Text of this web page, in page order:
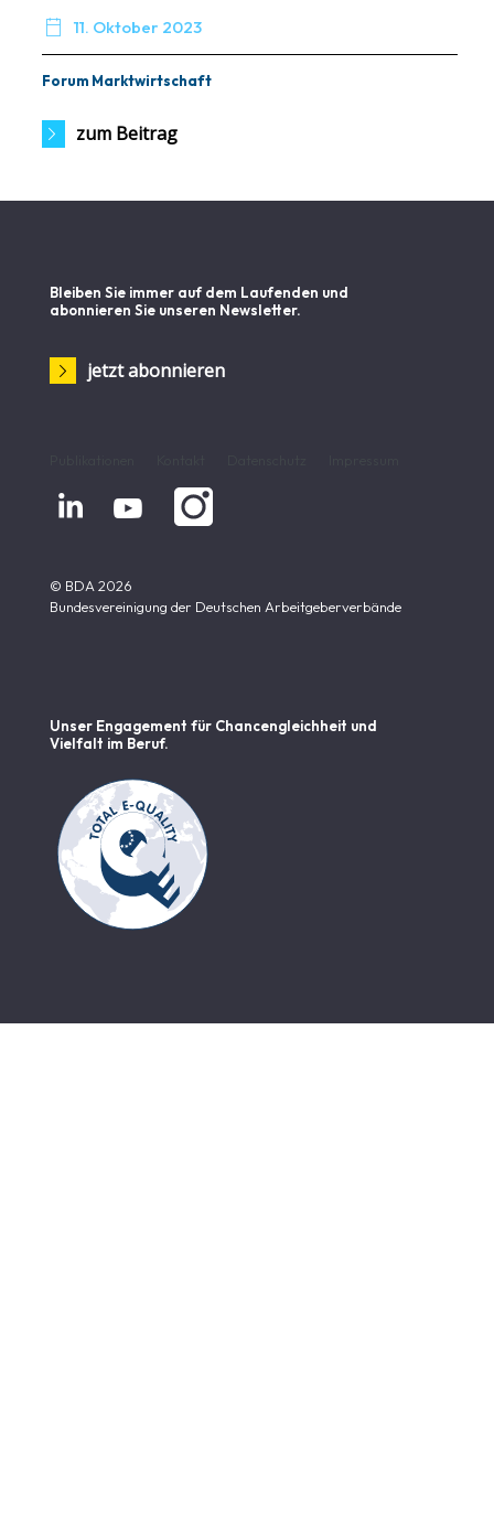
 11. Oktober 2023
Forum Marktwirtschaft
zum Beitrag
Bleiben Sie immer auf dem Laufenden und
abonnieren Sie unseren Newsletter.
jetzt abonnieren
 
© BDA 2026
Bundesvereinigung der Deutschen Arbeitgeberverbände
Unser Engagement für Chancen­gleichheit und
Vielfalt im Beruf.